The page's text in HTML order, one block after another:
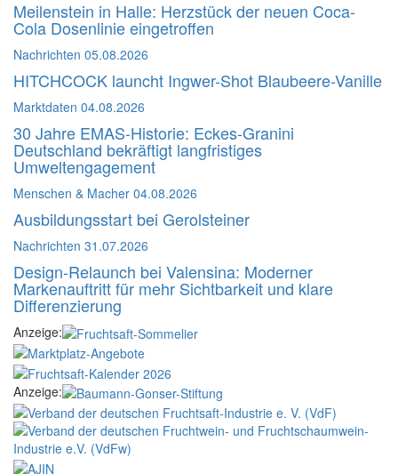
Meilenstein in Halle: Herzstück der neuen Coca-
Cola Dosenlinie eingetroffen
Nachrichten 05.08.2026
HITCHCOCK launcht Ingwer-Shot Blaubeere-Vanille
Marktdaten 04.08.2026
30 Jahre EMAS-Historie: Eckes-Granini
Deutschland bekräftigt langfristiges
Umweltengagement
Menschen & Macher 04.08.2026
Ausbildungsstart bei Gerolsteiner
Nachrichten 31.07.2026
Design-Relaunch bei Valensina: Moderner
Markenauftritt für mehr Sichtbarkeit und klare
Differenzierung
Anzeige:
Anzeige: